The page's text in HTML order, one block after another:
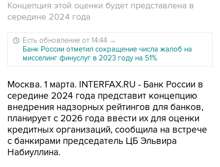
Концепция этой оценки будет представлена в
середине 2024 года
Есть обновление от 14:44 →
Банк России отметил сокращение числа жалоб на
мисселинг финуслуг в 2023 году на 51%
Москва. 1 марта. INTERFAX.RU - Банк России в
середине 2024 года представит концепцию
внедрения надзорных рейтингов для банков,
планирует с 2026 года ввести их для оценки
кредитных организаций, сообщила на встрече
с банкирами председатель ЦБ Эльвира
Набиуллина.